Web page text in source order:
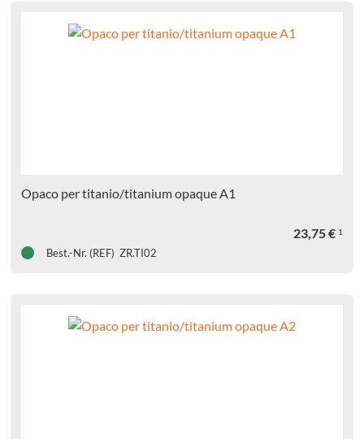
Opaco per titanio/titanium opaque A1
23,75€ 1
Best.-Nr. (REF) ZR.TI02